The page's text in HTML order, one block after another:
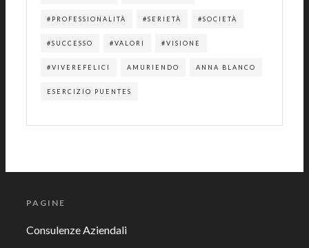
#PROFESSIONALITÀ #SERIETÀ #SOCIETÀ
#SUCCESSO #VALORI #VISIONE
#VIVEREFELICI AMURIENDO ANNA BLANCO
ESERCIZIO PUENTES
PAGINE
Consulenze Aziendali